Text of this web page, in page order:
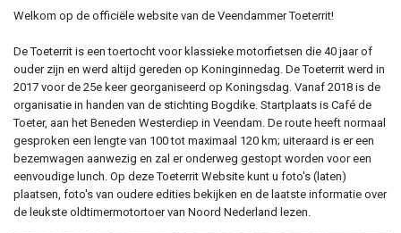
Welkom op de officiële website van de Veendammer Toeterrit!
De Toeterrit is een toertocht voor klassieke motorfietsen die 40 jaar of
ouder zijn en werd altijd gereden op Koninginnedag. De Toeterrit werd in
2017 voor de 25e keer georganiseerd op Koningsdag. Vanaf 2018 is de
organisatie in handen van de stichting Bogdike. Startplaats is Café de
Toeter, aan het Beneden Westerdiep in Veendam. De route heeft normaal
gesproken een lengte van 100 tot maximaal 120 km; uiteraard is er een
bezemwagen aanwezig en zal er onderweg gestopt worden voor een
eenvoudige lunch. Op deze Toeterrit Website kunt u foto's (laten)
plaatsen, foto's van oudere edities bekijken en de laatste informatie over
de leukste oldtimermotortoer van Noord Nederland lezen.